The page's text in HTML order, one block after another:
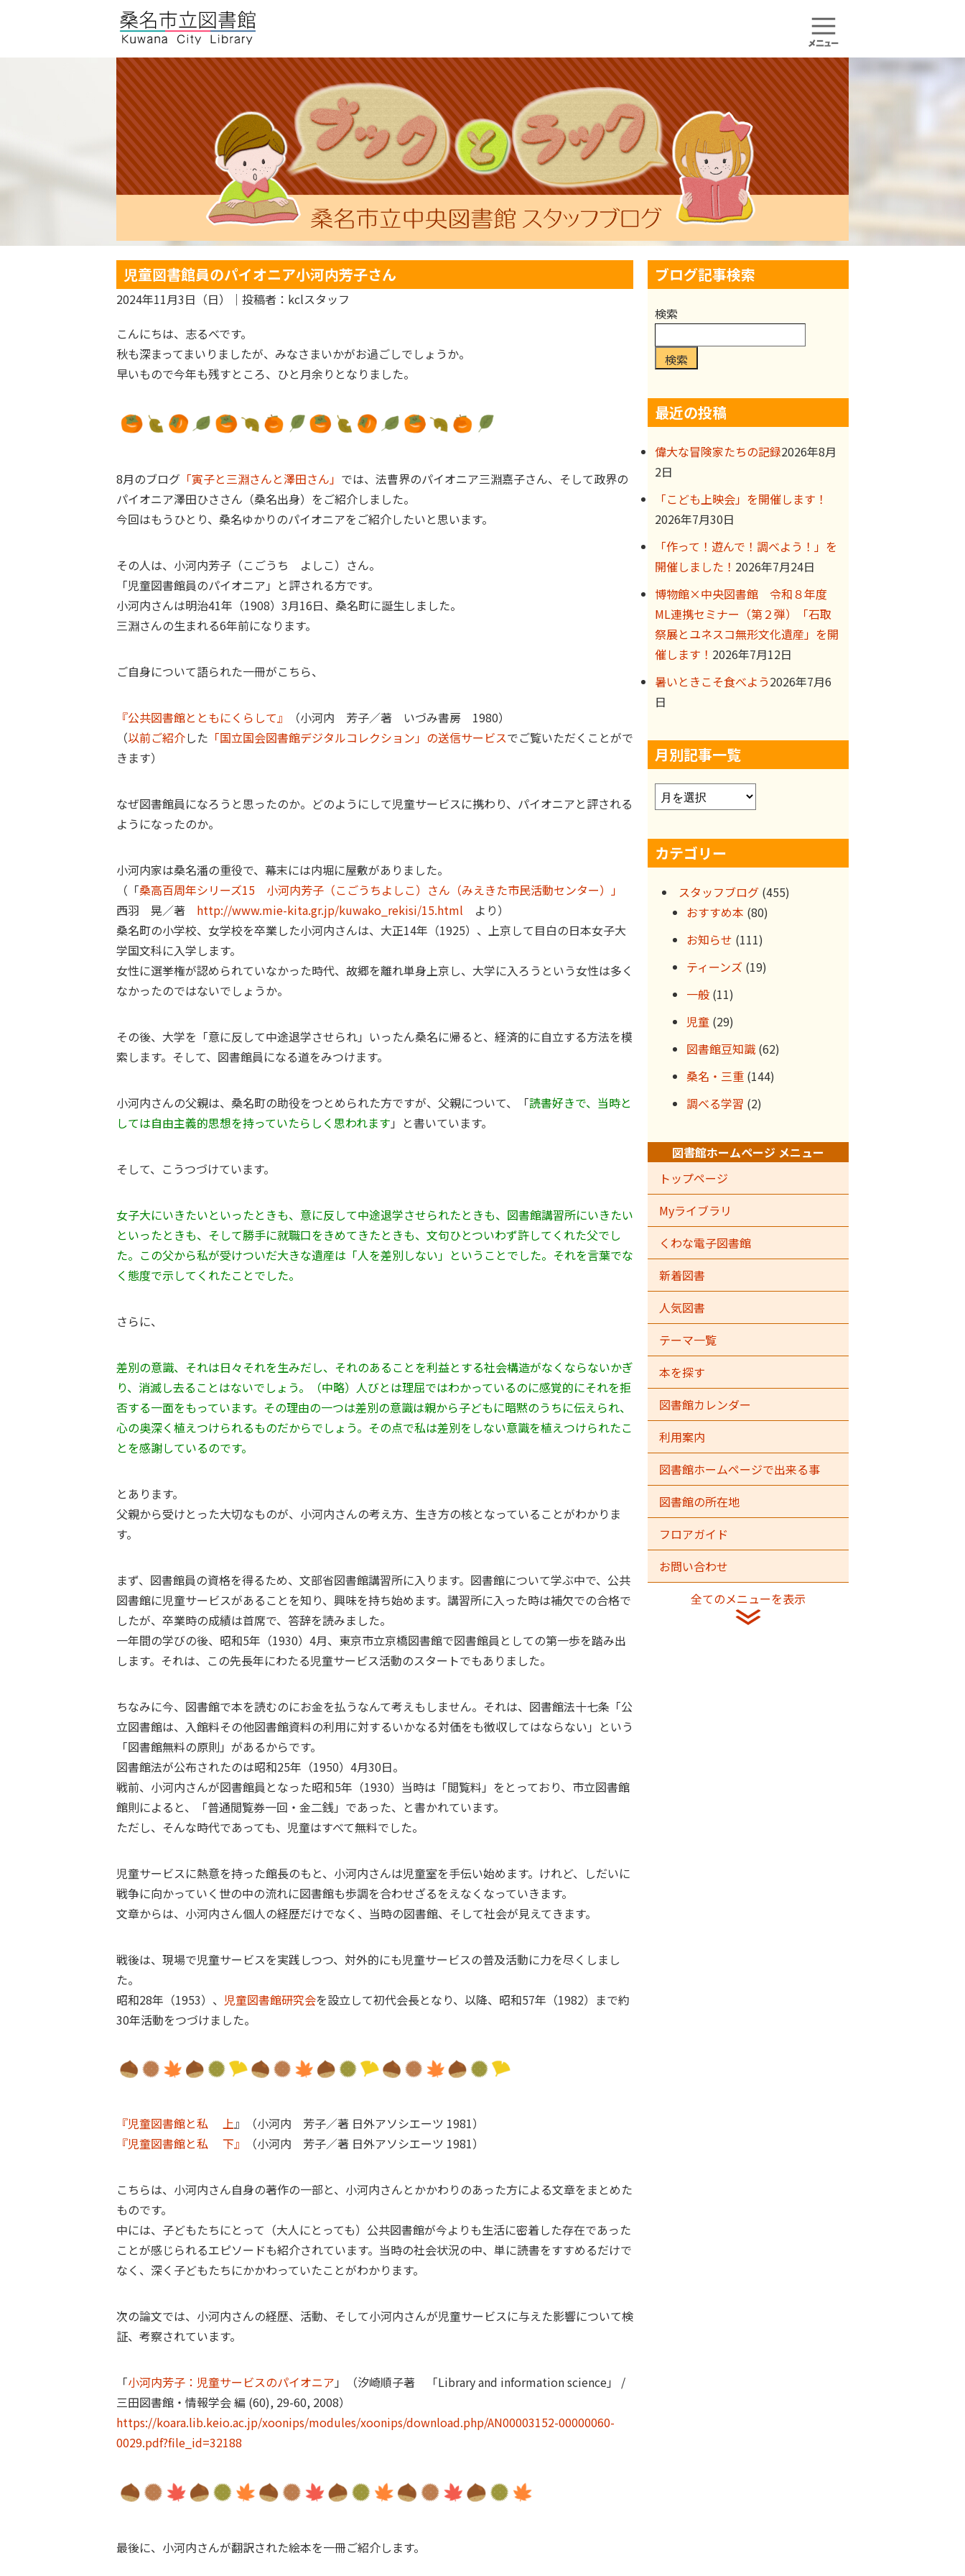
児童図書館員のパイオニア小河内芳子さん
2024年11月3日（日）
｜投稿者：kclスタッフ
こんにちは、志るべです。
秋も深まってまいりましたが、みなさまいかがお過ごしでしょうか。
早いもので今年も残すところ、ひと月余りとなりました。
8月のブログ 「寅子と三淵さんと澤田さん」 では、法曹界のパイオニア三淵嘉子さん、そして政界の
パイオニア澤田ひささん（桑名出身）をご紹介しました。
今回はもうひとり、桑名ゆかりのパイオニアをご紹介したいと思います。
その人は、小河内芳子（こごうち よしこ）さん。
「児童図書館員のパイオニア」と評される方です。
小河内さんは明治41年（1908）3月16日、桑名町に誕生しました。
三淵さんの生まれる6年前になります。
ご自身について語られた一冊がこちら、
『公共図書館とともにくらして』
（小河内 芳子／著 いづみ書房 1980）
（以前ご紹介した 「国立国会図書館デジタルコレクション」の送信サービスでご覧いただくことがで
きます）
なぜ図書館員になろうと思ったのか。どのようにして児童サービスに携わり、パイオニアと評される
ようになったのか。
小河内家は桑名潘の重役で、幕末には内堀に屋敷がありました。
（「桑高百周年シリーズ15 小河内芳子（こごうちよしこ）さん（みえきた市民活動センター）」
西羽 晃／著 http://www.mie-kita.gr.jp/kuwako_rekisi/15.html より）
桑名町の小学校、女学校を卒業した小河内さんは、大正14年（1925）、上京して目白の日本女子大
学国文科に入学します。
女性に選挙権が認められていなかった時代、故郷を離れ単身上京し、大学に入ろうという女性は多く
なかったのではないでしょうか。
その後、大学を「意に反して中途退学させられ」いったん桑名に帰ると、経済的に自立する方法を模
索します。そして、図書館員になる道をみつけます。
小河内さんの父親は、桑名町の助役をつとめられた方ですが、父親について、「読書好きで、当時と
しては自由主義的思想を持っていたらしく思われます 」と書いています。
そして、こうつづけています。
女子大にいきたいといったときも、意に反して中途退学させられたときも、図書館講習所にいきたい
といったときも、そして勝手に就職口をきめてきたときも、文句ひとついわず許してくれた父でし
た。 この父から私が受けついだ大きな遺産は「人を差別しない」ということでした。それを言葉でな
く態度で示してくれたことでした。
さらに、
差別の意識、それは日々それを生みだし、それのあることを利益とする社会構造がなくならないかぎ
り、消滅し去ることはないでしょう。（中略）人びとは理屈ではわかっているのに感覚的にそれを拒
否する一面をもっています。その理由の一つは差別の意識は親から子どもに暗黙のうちに伝えられ、
心の奥深く植えつけられるものだからでしょう。その点で私は差別をしない意識を植えつけられたこ
とを感謝しているのです。
とあります。
父親から受けとった大切なものが、小河内さんの考え方、生き方の核となっていることがわかりま
す。
まず、図書館員の資格を得るため、文部省図書館講習所に入ります。図書館について学ぶ中で、公共
図書館に児童サービスがあることを知り、興味を持ち始めます。講習所に入った時は補欠での合格で
したが、卒業時の成績は首席で、答辞を読みました。
一年間の学びの後、昭和5年（1930）4月、東京市立京橋図書館で図書館員としての第一歩を踏み出
します。それは、この先長年にわたる児童サービス活動のスタートでもありました。
ちなみに今、図書館で本を読むのにお金を払うなんて考えもしません。それは、図書館法十七条「公
立図書館は、入館料その他図書館資料の利用に対するいかなる対価をも徴収してはならない」という
「図書館無料の原則」があるからです。
図書館法が公布されたのは昭和25年（1950）4月30日。
戦前、小河内さんが図書館員となった昭和5年（1930）当時は「閲覧料」をとっており、市立図書館
館則によると、「普通閲覧券一回・金二銭」であった、と書かれています。
ただし、そんな時代であっても、児童はすべて無料でした。
児童サービスに熱意を持った館長のもと、小河内さんは児童室を手伝い始めます。けれど、しだいに
戦争に向かっていく世の中の流れに図書館も歩調を合わせざるをえなくなっていきます。
文章からは、小河内さん個人の経歴だけでなく、当時の図書館、そして社会が見えてきます。
戦後は、現場で児童サービスを実践しつつ、対外的にも児童サービスの普及活動に力を尽くしまし
た。
昭和28年（1953）、 児童図書館研究会を設立して初代会長となり、以降、昭和57年（1982）まで約
30年活動をつづけました。
『児童図書館と私 上』（小河内 芳子／著 日外アソシエーツ 1981）
『児童図書館と私 下』
（小河内 芳子／著 日外アソシエーツ 1981）
こちらは、小河内さん自身の著作の一部と、小河内さんとかかわりのあった方による文章をまとめた
ものです。
中には、子どもたちにとって（大人にとっても）公共図書館が今よりも生活に密着した存在であった
ことが感じられるエピソードも紹介されています。当時の社会状況の中、単に読書をすすめるだけで
なく、深く子どもたちにかかわっていたことがわかります。
次の論文では、小河内さんの経歴、活動、そして小河内さんが児童サービスに与えた影響について検
証、考察されています。
「小河内芳子：児童サービスのパイオニア 」（汐崎順子著 「Library and information science」 /
三田図書館・情報学会 編 (60), 29-60, 2008）
https://koara.lib.keio.ac.jp/xoonips/modules/xoonips/download.php/AN00003152-00000060-
0029.pdf?file_id=32188
最後に、小河内さんが翻訳された絵本を一冊ご紹介します。
ブログ記事検索
検索
検索
最近の投稿
偉大な冒険家たちの記録2026年8月
2日
「こども上映会」を開催します！
2026年7月30日
「作って！遊んで！調べよう！」を
開催しました！ 2026年7月24日
博物館×中央図書館 令和８年度
ML連携セミナー（第２弾）「石取
祭展とユネスコ無形文化遺産」を開
催します！ 2026年7月12日
暑いときこそ食べよう2026年7月6
日
月別記事一覧
ア
ー
イ
ブ
カテゴリー
スタッフブログ (455)
おすすめ本 (80)
お知らせ (111)
ティーンズ (19)
一般 (11)
児童 (29)
図書館豆知識 (62)
桑名・三重 (144)
調べる学習 (2)
図書館ホームページ メニュー
トップページ
Myライブラリ
くわな電子図書館
新着図書
人気図書
テーマ一覧
本を探す
図書館カレンダー
利用案内
図書館ホームページで出来る事
図書館の所在地
フロアガイド
お問い合わせ
全てのメニューを表示